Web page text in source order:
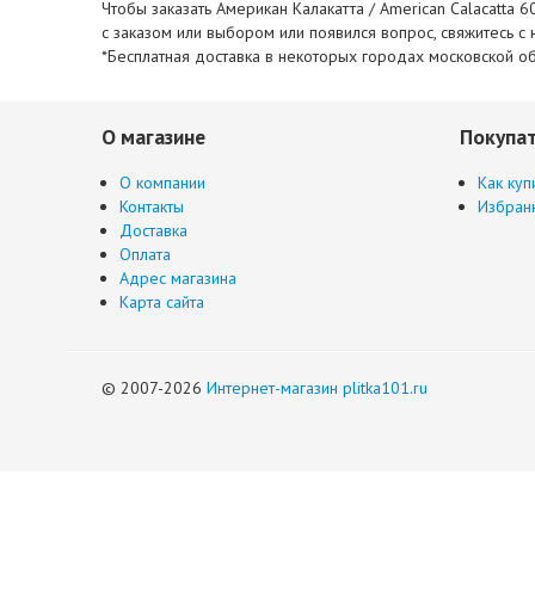
Чтобы заказать Американ Калакатта / American Calacatta
с заказом или выбором или появился вопрос, свяжитесь
*Бесплатная доставка в некоторых городах московской
О магазине
О компании
Контакты
Доставка
Оплата
Адрес магазина
Карта сайта
Как
© 2007-2026 Интернет-магазин plitka101.ru